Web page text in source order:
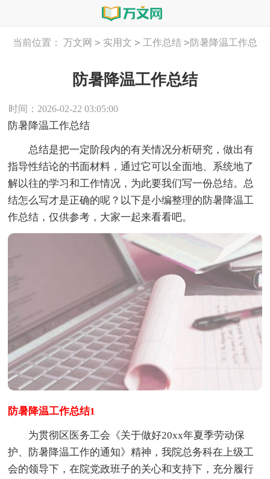
当前位置： 万文网 > 实用文 > 工作总结 >防暑降温工作总
防暑降温工作总结
时间：2026-02-22 03:05:00
防暑降温工作总结
总结是把一定阶段内的有关情况分析研究，做出有
指导性结论的书面材料，通过它可以全面地、系统地了
解以往的学习和工作情况，为此要我们写一份总结。总
结怎么写才是正确的呢？以下是小编整理的防暑降温工
作总结，仅供参考，大家一起来看看吧。
防暑降温工作总结1
为贯彻区医务工会《关于做好20xx年夏季劳动保
护、防暑降温工作的通知》精神，我院总务科在上级工
会的领导下，在院党政班子的关心和支持下，充分履行